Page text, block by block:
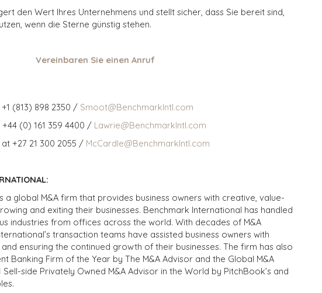
den Wert Ihres Unternehmens und stellt sicher, dass Sie bereit sind,
wenn die Sterne günstig stehen.
Vereinbaren Sie einen Anruf
(813) 898 2350 / Smoot@BenchmarkIntl.com
(0) 161 359 4400 / Lawrie@BenchmarkIntl.com
+27 21 300 2055 / McCardle@BenchmarkIntl.com
a global M&A firm that provides business owners with creative, value-
and exiting their businesses. Benchmark International has handled
industries from offices across the world. With decades of M&A
transaction teams have assisted business owners with
ensuring the continued growth of their businesses. The firm has also
Banking Firm of the Year by The M&A Advisor and the Global M&A
side Privately Owned M&A Advisor in the World by PitchBook’s and